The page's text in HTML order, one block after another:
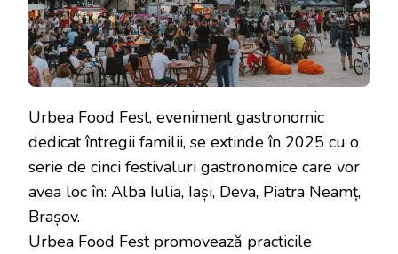
Urbea Food Fest, eveniment gastronomic
dedicat întregii familii, se extinde în 2025 cu o
serie de cinci festivaluri gastronomice care vor
avea loc în: Alba Iulia, Iași, Deva, Piatra Neamț,
Brașov.
Urbea Food Fest promovează practicile